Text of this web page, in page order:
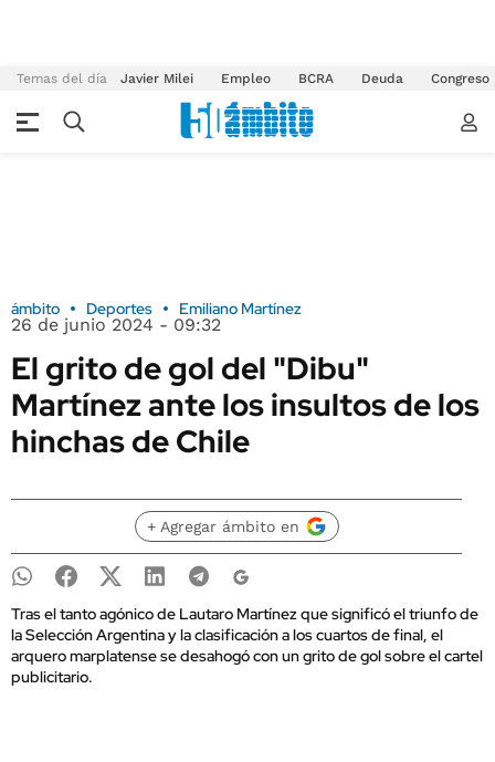
Temas del día Javier Milei Empleo BCRA Deuda Congreso
ámbito Deportes Emiliano Martínez
26 de junio 2024 - 09:32
El grito de gol del "Dibu"
Martínez ante los insultos de los
hinchas de Chile
+ Agregar ámbito en
Tras el tanto agónico de Lautaro Martínez que significó el triunfo de
la Selección Argentina y la clasificación a los cuartos de final, el
arquero marplatense se desahogó con un grito de gol sobre el cartel
publicitario.